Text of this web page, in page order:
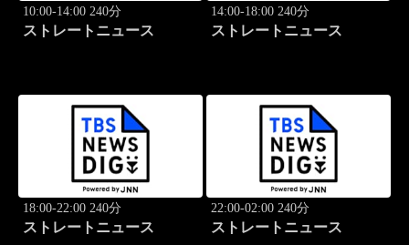
10:00-14:00 240分
ストレートニュース
14:00-18:00 240分
ストレートニュース
18:00-22:00 240分
ストレートニュース
22:00-02:00 240分
ストレートニュース